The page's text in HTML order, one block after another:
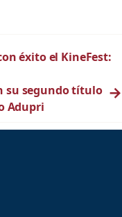
éxito el KineFest:
su segundo título
Adupri
→